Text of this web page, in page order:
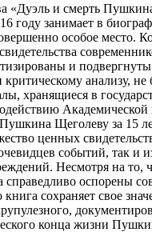
«Дуэль и смерть
году занимает в
особое место.
и подвергнуты
критическому анализу, не
хранящиеся в
Щеголеву за 15
ценных
событий, так и
Несмотря на то,
оспорены
книга сохраняет свое
конца жизни